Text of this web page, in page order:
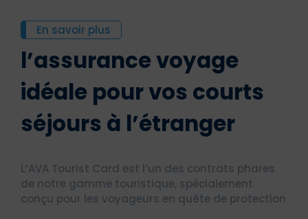
En savoir plus
l’assurance voyage
idéale pour vos courts
séjours à l’étranger
L’AVA Tourist Card est l’un des contrats phares
de notre gamme touristique, spécialement
conçu pour les voyageurs en quête de protection